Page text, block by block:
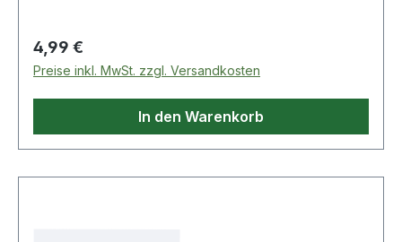
Regulärer Preis:
4,99 €
Preise inkl. MwSt. zzgl. Versandkosten
In den Warenkorb